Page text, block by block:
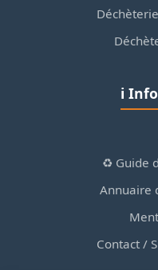
ℹ️
♻️ Guide
Annuaire
Contact /